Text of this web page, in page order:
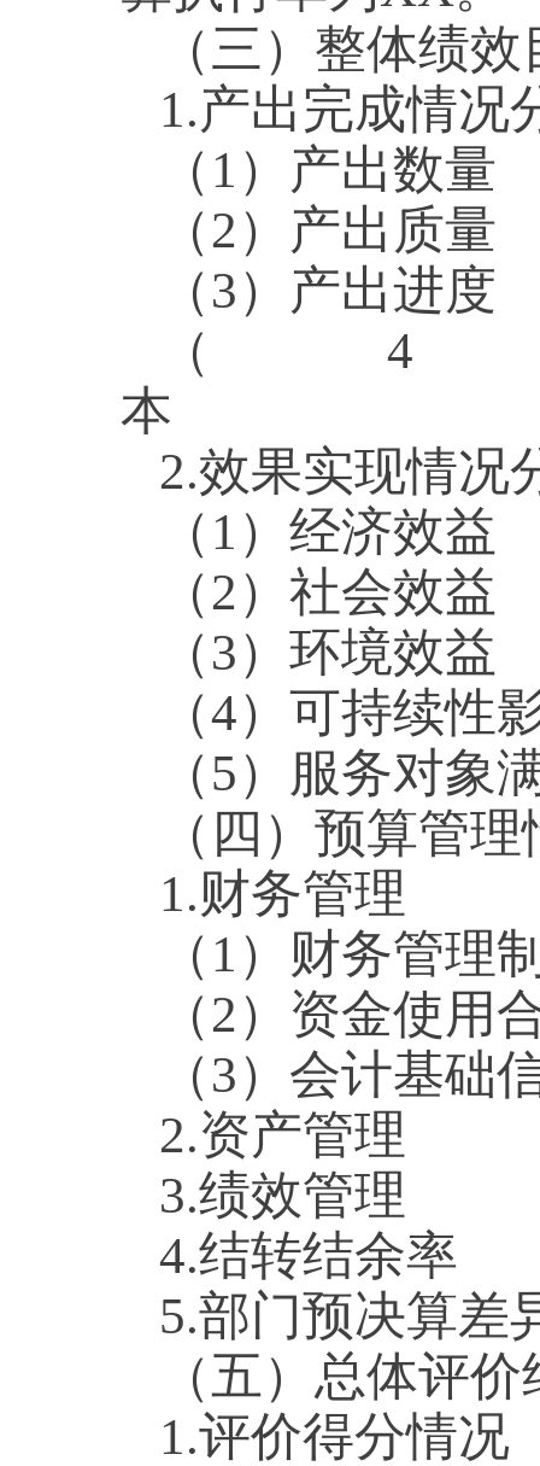
（三）整体绩
1.产出完成情况
（1）产出数量
（2）产出质量
（3）产出进度
（4
2.效果实现情况
（1）经济效益
（2）社会效益
（3）环境效益
（4）可持续性
（5）服务对象
（四）预算管
1.财务管理
（1）财务管理
（2）资金使用
（3）会计基础
2.资产管理
3.绩效管理
4.结转结余率
5.部门预决算差
（五）总体评
1.评价得分情况